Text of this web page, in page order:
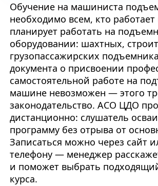
Обучение на машиниста
необходимо всем, кто работает
планирует работать на
оборудовании: шахтных,
грузопассажирских
документа о присвоении
самостоятельной работе на
машине невозможен — этого
законодательство. АСО ЦДО
дистанционно: слушатель
программу без отрыва от
Записаться можно через сайт
телефону — менеджер
и поможет выбрать
курса.